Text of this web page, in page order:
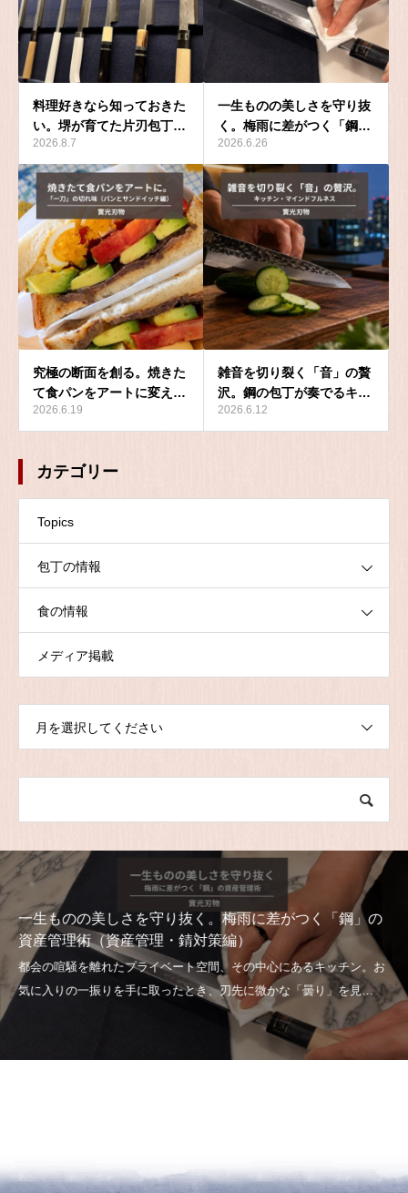
料理好きなら知っておきた
い。堺が育てた片刃包丁…
2026.8.7
一生ものの美しさを守り抜
く。梅雨に差がつく「鋼…
2026.6.26
究極の断面を創る。焼きた
て食パンをアートに変え…
2026.6.19
雑音を切り裂く「音」の贅
沢。鋼の包丁が奏でるキ…
2026.6.12
カテゴリー
Topics
包丁の情報
食の情報
メディア掲載
月を選択してください
一生ものの美しさを守り抜く。梅雨に差がつく「鋼」の
資産管理術（資産管理・錆対策編）